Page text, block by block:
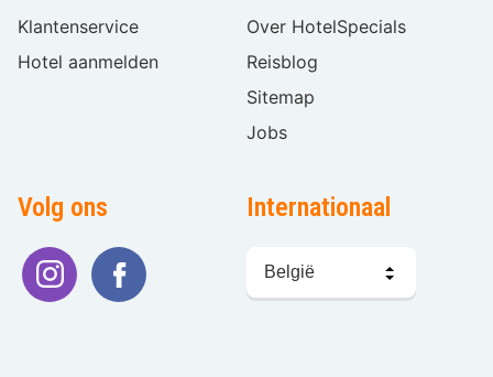
Klantenservice
Hotel aanmelden
Over HotelSpecials
Reisblog
Sitemap
Jobs
Volg ons Internationaal
kiezen